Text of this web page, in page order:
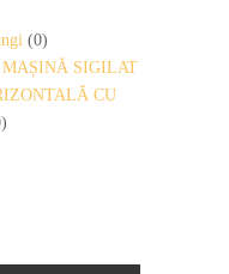
(0)
MAȘINĂ SIGILAT
CU